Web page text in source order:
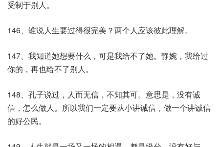
受制于别人。
146、谁说人生要过得很完美？两个人应该彼此理解。
147、我知道她想要什么，可是我给不了她。静婉，我给过
你的，再也给不了别人。
148、孔子说过，人而无信，不知其可。意思是，没有诚
信，怎么做人。所以我们一定要从小讲诚信，做一个讲诚信
的好公民。